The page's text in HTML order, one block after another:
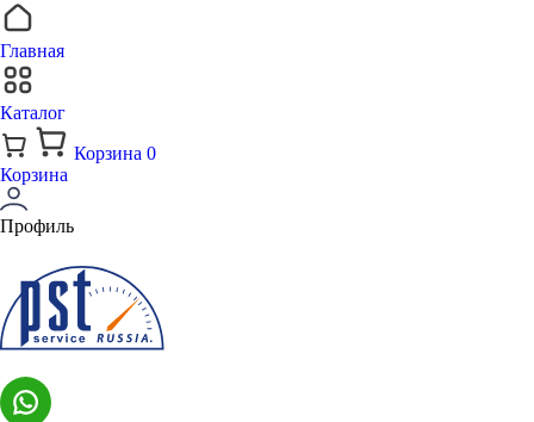
Главная
Каталог
Корзина 0
Корзина
Профиль